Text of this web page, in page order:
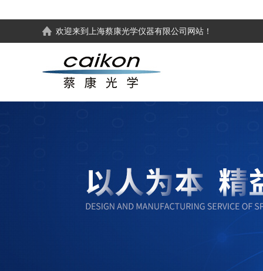
欢迎来到 上海蔡康光学仪器有限公司 网站！